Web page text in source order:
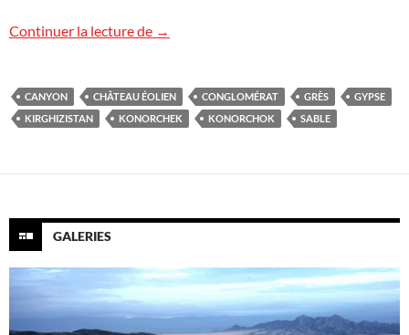
Continuer la lecture de Konorchok
→
CANYON CHÂTEAU ÉOLIEN CONGLOMÉRAT GRÈS
GYPSE
KIRGHIZISTAN
KONORCHEK KONORCHOK SABLE
GALERIES